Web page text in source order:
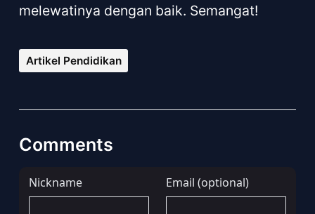
melewatinya dengan baik. Semangat!
Artikel Pendidikan
Comments